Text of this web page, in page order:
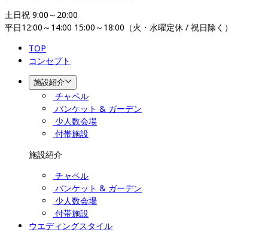
土日祝 9:00～20:00
平日12:00～14:00 15:00～18:00（火・水曜定休 / 祝日除く）
TOP
コンセプト
施設紹介
チャペル
バンケット & ガーデン
少人数会場
付帯施設
施設紹介
チャペル
バンケット & ガーデン
少人数会場
付帯施設
ウエディングスタイル